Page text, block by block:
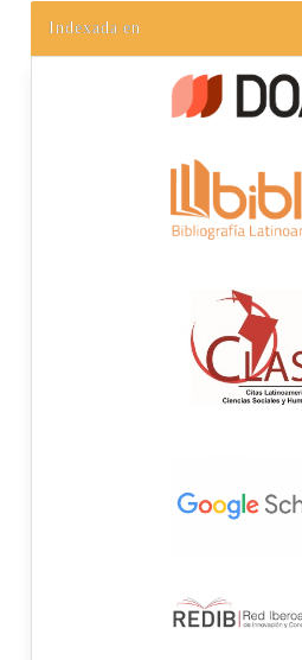
Indexada en